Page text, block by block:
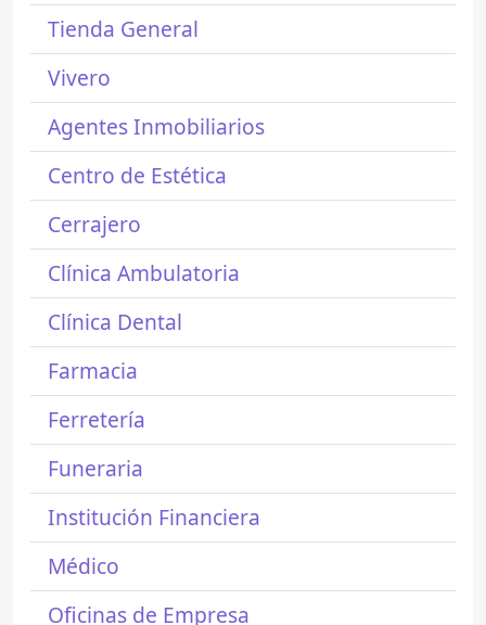
Tienda General
Vivero
Agentes Inmobiliarios
Centro de Estética
Cerrajero
Clínica Ambulatoria
Clínica Dental
Farmacia
Ferretería
Funeraria
Institución Financiera
Médico
Oficinas de Empresa